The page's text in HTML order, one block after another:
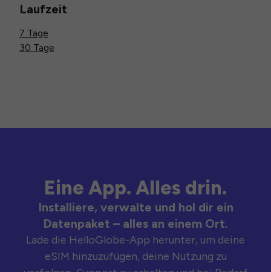
Laufzeit
7 Tage
30 Tage
Eine App. Alles drin.
Installiere, verwalte und hol dir ein
Datenpaket – alles an einem Ort.
Lade die HelloGlobe-App herunter, um deine
eSIM hinzuzufügen, deine Nutzung zu